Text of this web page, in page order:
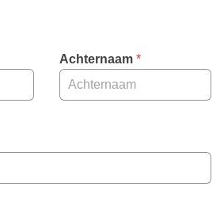
Achternaam *